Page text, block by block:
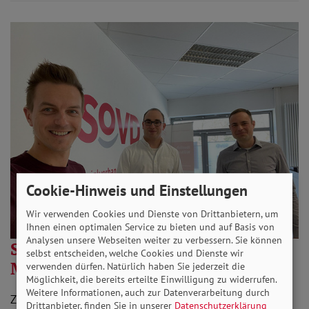
SoVD im Gespräch mit MdB
Matthias Mieves (SPD)
Zum Kennenlernen und Informationsaustausch trafen
Cookie-Hinweis und Einstellungen
Wir verwenden Cookies und Dienste von Drittanbietern, um
Ihnen einen optimalen Service zu bieten und auf Basis von
Analysen unsere Webseiten weiter zu verbessern. Sie können
selbst entscheiden, welche Cookies und Dienste wir
verwenden dürfen. Natürlich haben Sie jederzeit die
Möglichkeit, die bereits erteilte Einwilligung zu widerrufen.
Weitere Informationen, auch zur Datenverarbeitung durch
Drittanbieter, finden Sie in unserer Datenschutzerklärung